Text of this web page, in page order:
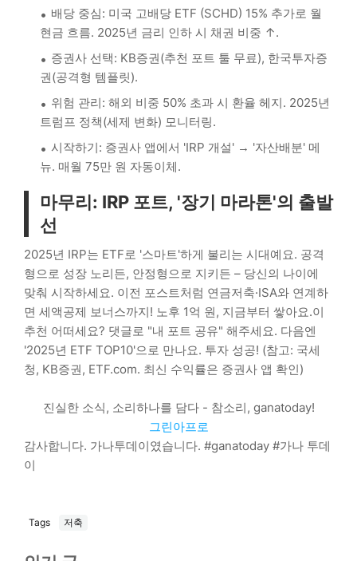
배당 중심: 미국 고배당 ETF (SCHD) 15% 추가로 월
현금 흐름. 2025년 금리 인하 시 채권 비중 ↑.
증권사 선택: KB증권(추천 포트 툴 무료), 한국투자증
권(공격형 템플릿).
위험 관리: 해외 비중 50% 초과 시 환율 헤지. 2025년
트럼프 정책(세제 변화) 모니터링.
시작하기: 증권사 앱에서 'IRP 개설' → '자산배분' 메
뉴. 매월 75만 원 자동이체.
마무리: IRP 포트, '장기 마라톤'의 출발
선
2025년 IRP는 ETF로 '스마트'하게 불리는 시대예요. 공격
형으로 성장 노리든, 안정형으로 지키든 – 당신의 나이에
맞춰 시작하세요. 이전 포스트처럼 연금저축·ISA와 연계하
면 세액공제 보너스까지! 노후 1억 원, 지금부터 쌓아요.이
추천 어떠세요? 댓글로 "내 포트 공유" 해주세요. 다음엔
'2025년 ETF TOP10'으로 만나요. 투자 성공! (참고: 국세
청, KB증권, ETF.com. 최신 수익률은 증권사 앱 확인)
진실한 소식, 소리하나를 담다 - 참소리, ganatoday!
그린아프로
감사합니다. 가나투데이였습니다. #ganatoday #가나 투데
이
Tags 저축